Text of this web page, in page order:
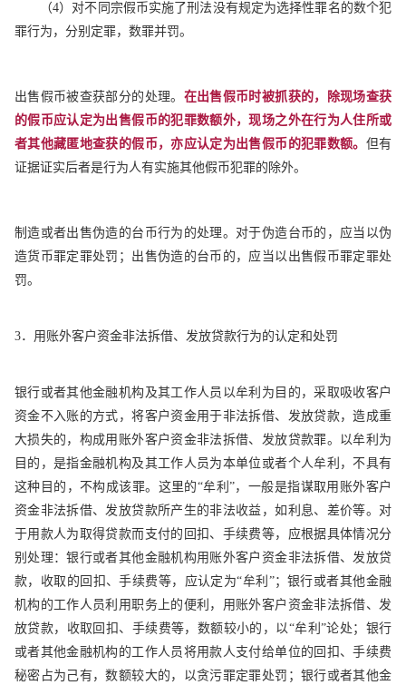
（4）对不同宗假币实施了刑法没有规定为选择性罪名的数个犯
罪行为，分别定罪，数罪并罚。
出售假币被查获部分的处理。 在出售假币时被抓获的，除现场查获
的假币应认定为出售假币的犯罪数额外，现场之外在行为人住所或
者其他藏匿地查获的假币，亦应认定为出售假币的犯罪数额。 但有
证据证实后者是行为人有实施其他假币犯罪的除外。
制造或者出售伪造的台币行为的处理。对于伪造台币的，应当以伪
造货币罪定罪处罚；出售伪造的台币的，应当以出售假币罪定罪处
罚。
3．用账外客户资金非法拆借、发放贷款行为的认定和处罚
银行或者其他金融机构及其工作人员以牟利为目的，采取吸收客户
资金不入账的方式，将客户资金用于非法拆借、发放贷款，造成重
大损失的，构成用账外客户资金非法拆借、发放贷款罪。以牟利为
目的，是指金融机构及其工作人员为本单位或者个人牟利，不具有
这种目的，不构成该罪。这里的“牟利”，一般是指谋取用账外客户
资金非法拆借、发放贷款所产生的非法收益，如利息、差价等。对
于用款人为取得贷款而支付的回扣、手续费等，应根据具体情况分
别处理：银行或者其他金融机构用账外客户资金非法拆借、发放贷
款，收取的回扣、手续费等，应认定为“牟利”；银行或者其他金融
机构的工作人员利用职务上的便利，用账外客户资金非法拆借、发
放贷款，收取回扣、手续费等，数额较小的，以“牟利”论处；银行
或者其他金融机构的工作人员将用款人支付给单位的回扣、手续费
秘密占为己有，数额较大的，以贪污罪定罪处罚；银行或者其他金